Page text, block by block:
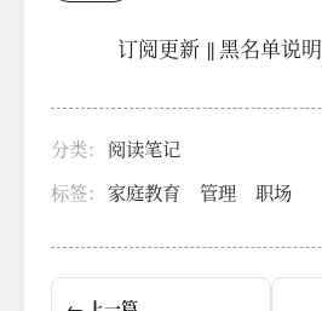
订阅更新||黑名单说明
分类：
阅读笔记
标签： 家庭教育 管理 职场